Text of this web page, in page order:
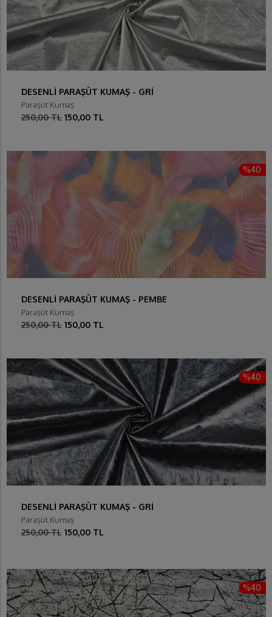
DESENLİ PARAŞÜT KUMAŞ - GRİ
Paraşüt Kumaş
250,00 TL 150,00 TL
%40
DESENLİ PARAŞÜT KUMAŞ - PEMBE
Paraşüt Kumaş
250,00 TL 150,00 TL
%40
DESENLİ PARAŞÜT KUMAŞ - GRİ
Paraşüt Kumaş
250,00 TL 150,00 TL
%40